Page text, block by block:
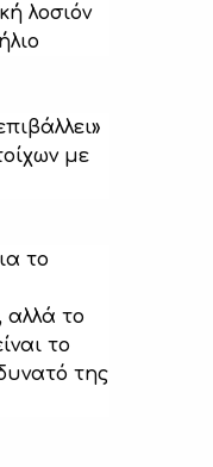
λοσιόν
με
το
αλλά το
το
της